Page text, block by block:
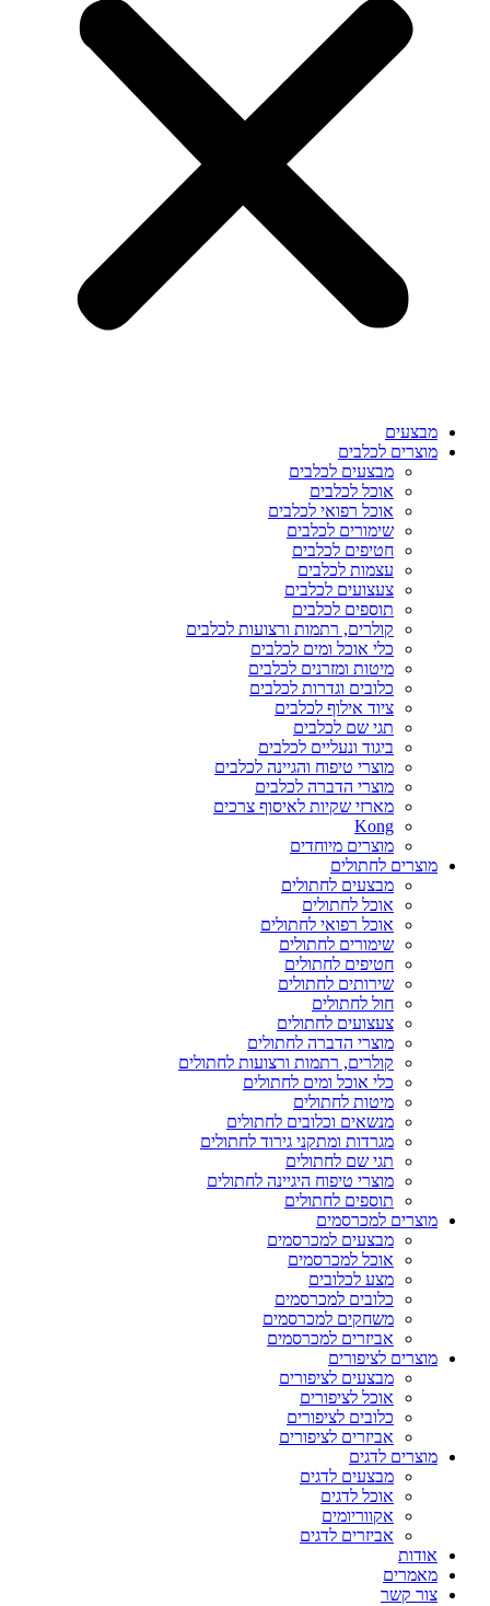
מבצעים
מוצרים לכלבים
מבצעים לכלבים
אוכל לכלבים
אוכל רפואי לכלבים
שימורים לכלבים
חטיפים לכלבים
עצמות לכלבים
צעצועים לכלבים
תוספים לכלבים
קולרים, רתמות ורצועות לכלבים
כלי אוכל ומים לכלבים
מיטות ומזרנים לכלבים
כלובים וגדרות לכלבים
ציוד אילוף לכלבים
תגי שם לכלבים
ביגוד ונעליים לכלבים
מוצרי טיפוח והגיינה לכלבים
מוצרי הדברה לכלבים
מארזי שקיות לאיסוף צרכים
Kong
מוצרים מיוחדים
מוצרים לחתולים
מבצעים לחתולים
אוכל לחתולים
אוכל רפואי לחתולים
שימורים לחתולים
חטיפים לחתולים
שירותים לחתולים
חול לחתולים
צעצועים לחתולים
מוצרי הדברה לחתולים
קולרים, רתמות ורצועות לחתולים
כלי אוכל ומים לחתולים
מיטות לחתולים
מנשאים וכלובים לחתולים
מגרדות ומתקני גירוד לחתולים
תגי שם לחתולים
מוצרי טיפוח היגיינה לחתולים
תוספים לחתולים
מוצרים למכרסמים
מבצעים למכרסמים
אוכל למכרסמים
מצע לכלובים
כלובים למכרסמים
משחקים למכרסמים
אביזרים למכרסמים
מוצרים לציפורים
מבצעים לציפורים
אוכל לציפורים
כלובים לציפורים
אביזרים לציפורים
מוצרים לדגים
מבצעים לדגים
אוכל לדגים
אקווריומים
אביזרים לדגים
אודות
מאמרים
צור קשר